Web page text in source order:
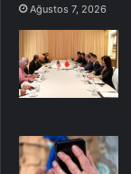
Ağustos 7, 2026